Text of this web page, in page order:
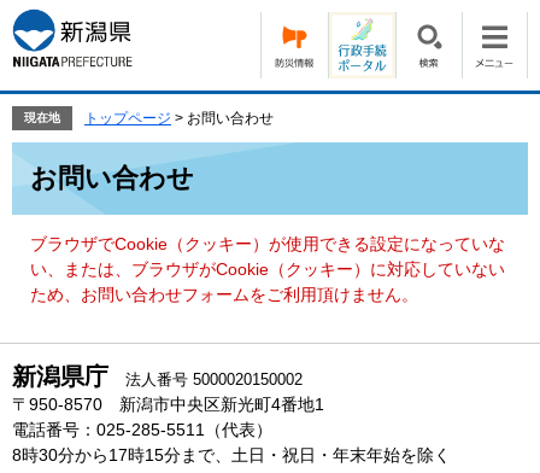
ー
ジ
の
頭
す。
ニ
ュ
ー
飛
て
現在地 トップページ > お問い合わせ
お問い合わせ
ブラウザでCookie（クッキー）が使用できる設定になっていな
い、または、ブラウザがCookie（クッキー）に対応していない
ため、お問い合わせフォームをご利用頂けません。
新潟県庁 法人番号 5000020150002
〒950-8570 新潟市中央区新光町4番地1
電話番号：025-285-5511（代表）
8時30分から17時15分まで、土日・祝日・年末年始を除く